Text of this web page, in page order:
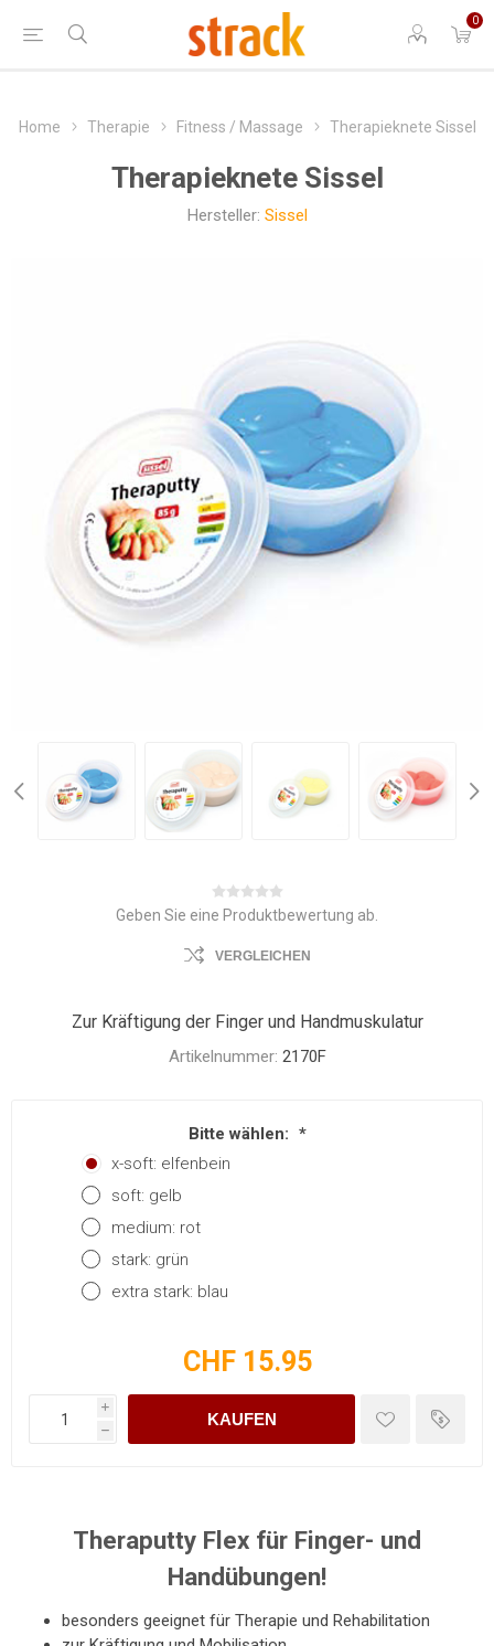
0
Home Therapie Fitness / Massage Therapieknete Sissel
Therapieknete Sissel
Hersteller: Sissel
Geben Sie eine Produktbewertung ab.
VERGLEICHEN
Zur Kräftigung der Finger und Handmuskulatur
Artikelnummer: 2170F
Bitte wählen: *
x-soft: elfenbein
soft: gelb
medium: rot
stark: grün
extra stark: blau
CHF 15.95
i
h
KAUFEN
Theraputty Flex für Finger- und
Handübungen!
besonders geeignet für Therapie und Rehabilitation